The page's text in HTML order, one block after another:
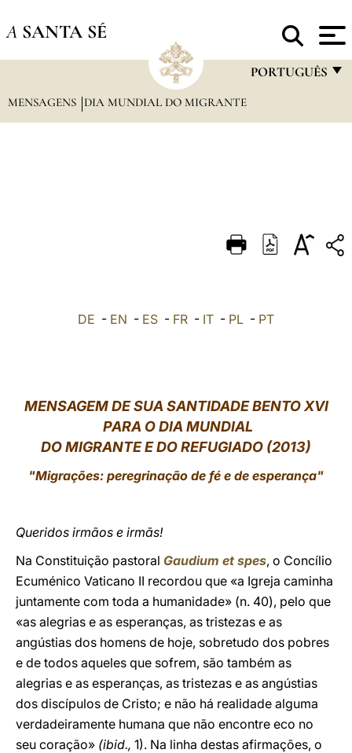
A SANTA SÉ
PORTUGUÊS
DEUTSCH
العربيّة
MENSAGENS DIA MUNDIAL DO MIGRANTE
DE - EN - ES - FR - IT - PL - PT
MENSAGEM DE SUA SANTIDADE BENTO XVI
PARA O DIA MUNDIAL
DO MIGRANTE E DO REFUGIADO (2013)
"Migrações: peregrinação de fé e de esperança"
Queridos irmãos e irmãs!
Na Constituição pastoral Gaudium et spes, o Concílio
Ecuménico Vaticano II recordou que «a Igreja caminha
juntamente com toda a humanidade» (n. 40), pelo que
«as alegrias e as esperanças, as tristezas e as
angústias dos homens de hoje, sobretudo dos pobres
e de todos aqueles que sofrem, são também as
alegrias e as esperanças, as tristezas e as angústias
dos discípulos de Cristo; e não há realidade alguma
verdadeiramente humana que não encontre eco no
seu coração» (ibid., 1). Na linha destas afirmações, o